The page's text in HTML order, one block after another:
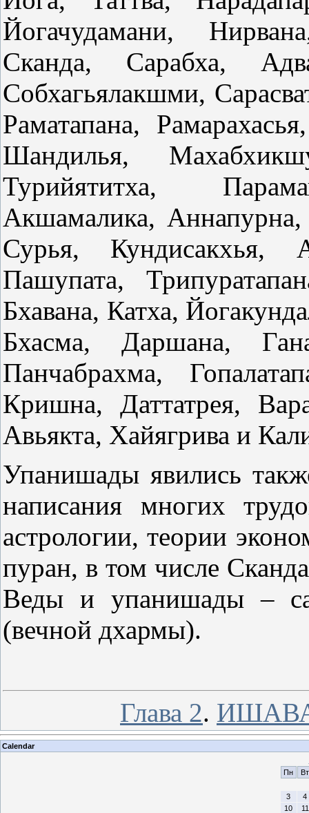
Йогачудамани,
Сканда, Сарабха,
Собхагьялакшми,
Раматапана,
Шандилья,
Турийятитха,
Акшамалика,
Сурья, Кундисакхья,
Пашупата,
Бхавана, Катха,
Бхасма, Даршана,
Панчабрахма,
Кришна, Даттатрея,
Авьякта, Хайягрива и
Упанишады явились
написания многих
астрологии, теории
пуран, в том числе
Веды и упанишады –
(вечной дхармы).
Глава 2.
Calendar
Пн
Вт
3
4
10
11